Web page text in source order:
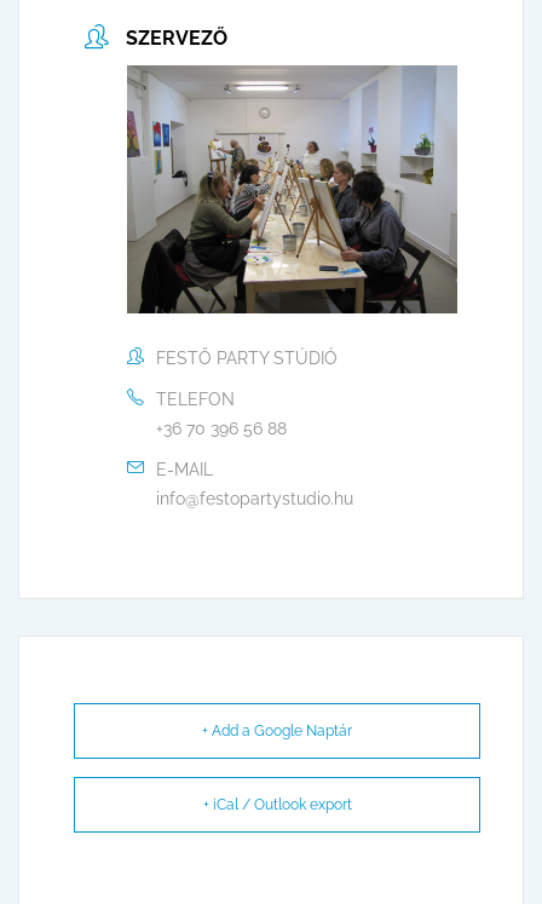
SZERVEZŐ
FESTŐ PARTY STÚDIÓ
TELEFON
+36 70 396 56 88
E-MAIL
info@festopartystudio.hu
+ Add a Google Naptár
+ iCal / Outlook export